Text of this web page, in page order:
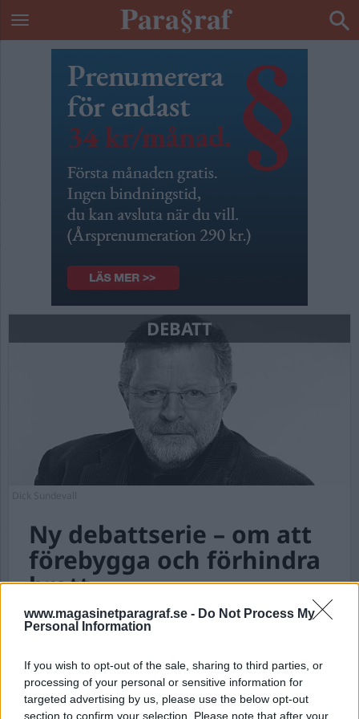
www.magasinetparagraf.se - Do Not Process My
Personal Information
If you wish to opt-out of the sale, sharing to third parties, or
processing of your personal or sensitive information for
targeted advertising by us, please use the below opt-out
section to confirm your selection. Please note that after your
DEBATT
Ny debattserie – om att
förebygga och förhindra
brott
Av Dick Sundevall 2018-03-01
Inför förra riksdagsvalet bjöd vi in
riksdagspartier att skriva debattartiklar på
Para§raf. De flesta nappade på det. I år gör vi
om det men med den mer preciserade